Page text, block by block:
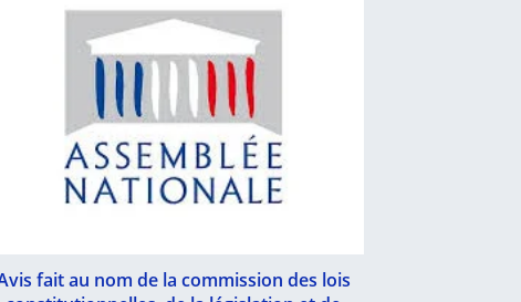
fait au nom de la commission des lois